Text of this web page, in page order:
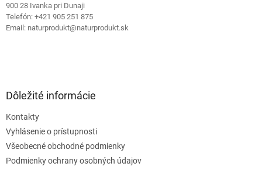
900 28 Ivanka pri Dunaji
Telefón: +421 905 251 875
Email: naturprodukt@naturprodukt.sk
Dôležité informácie
Kontakty
Vyhlásenie o prístupnosti
Všeobecné obchodné podmienky
Podmienky ochrany osobných údajov